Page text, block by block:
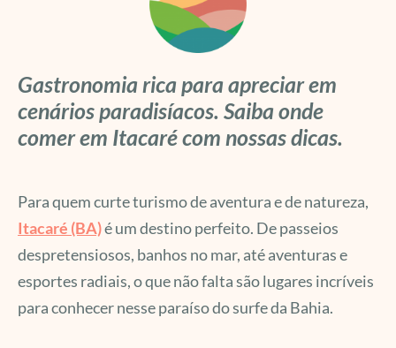
Gastronomia rica para apreciar em
cenários paradisíacos. Saiba onde
comer em Itacaré com nossas dicas.
Para quem curte turismo de aventura e de natureza,
Itacaré (BA)é um destino perfeito. De passeios
despretensiosos, banhos no mar, até aventuras e
esportes radiais, o que não falta são lugares incríveis
para conhecer nesse paraíso do surfe da Bahia.